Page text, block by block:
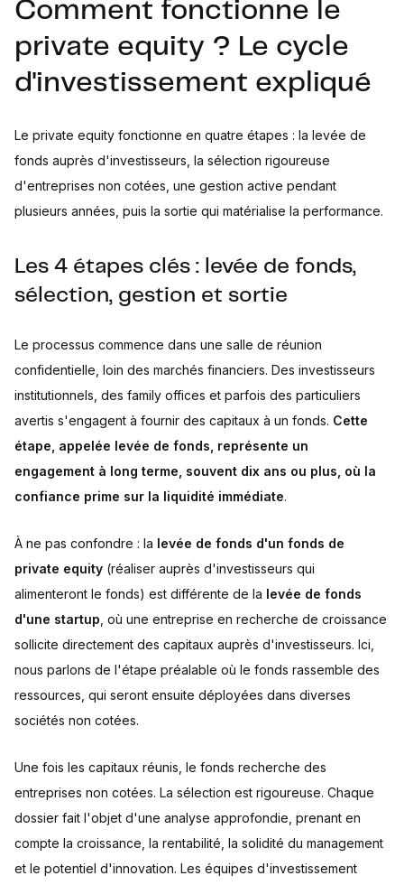
Comment fonctionne le
private equity ? Le cycle
d'investissement expliqué
Le private equity fonctionne en quatre étapes : la levée de
fonds auprès d'investisseurs, la sélection rigoureuse
d'entreprises non cotées, une gestion active pendant
plusieurs années, puis la sortie qui matérialise la performance.
Les 4 étapes clés : levée de fonds,
sélection, gestion et sortie
Le processus commence dans une salle de réunion
confidentielle, loin des marchés financiers. Des investisseurs
institutionnels, des family offices et parfois des particuliers
avertis s'engagent à fournir des capitaux à un fonds. Cette
étape, appelée levée de fonds, représente un
engagement à long terme, souvent dix ans ou plus, où la
confiance prime sur la liquidité immédiate.
À ne pas confondre : la levée de fonds d'un fonds de
private equity (réaliser auprès d'investisseurs qui
alimenteront le fonds) est différente de la levée de fonds
d'une startup , où une entreprise en recherche de croissance
sollicite directement des capitaux auprès d'investisseurs. Ici,
nous parlons de l'étape préalable où le fonds rassemble des
ressources, qui seront ensuite déployées dans diverses
sociétés non cotées.
Une fois les capitaux réunis, le fonds recherche des
entreprises non cotées. La sélection est rigoureuse. Chaque
dossier fait l'objet d'une analyse approfondie, prenant en
compte la croissance, la rentabilité, la solidité du management
et le potentiel d'innovation. Les équipes d'investissement